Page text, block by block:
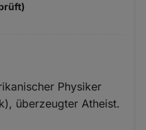
Physiker
überzeugter Atheist.